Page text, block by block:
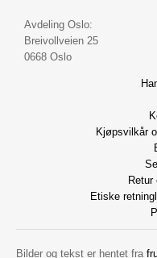
Avdeling Oslo:
Breivollveien 25
0668 Oslo
Kjøpsvilkår
Retur
Etiske
Bilder og tekst er hentet fra